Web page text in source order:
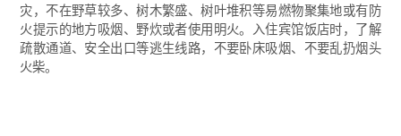
灾，不在野草较多、树木繁盛、树叶堆积等易燃物聚集地或有防
火提示的地方吸烟、野炊或者使用明火。入住宾馆饭店时，了解
疏散通道、安全出口等逃生线路，不要卧床吸烟、不要乱扔烟头
火柴。